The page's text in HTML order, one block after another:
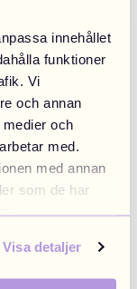
innehållet
funktioner
Vi
och annan
och
med.
med annan
som de har
Visa detaljer
occurred (see the
.